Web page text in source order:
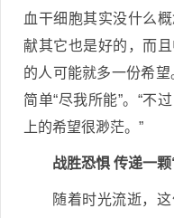
血干细胞其实没什么
献其它也是好的，而
的人可能就多一份希
简单“尽我所能”。“不
上的希望很渺茫。”
战胜恐惧 传递一
随着时光流逝，